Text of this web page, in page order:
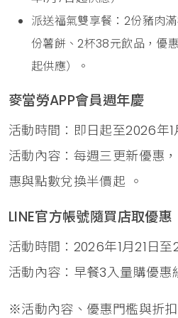
派送福氣雙享餐：2份豬肉
份薯餅、2杯38元飲品，優
起供應）。
麥當勞APP會員週年慶
活動時間：即日起至2026年1
活動內容：每週三更新優惠
惠與點數兌換半價起 。
LINE官方帳號隨買店取優惠
活動時間：2026年1月21日
活動內容：早餐3入量購優惠
※活動內容、優惠門檻與折